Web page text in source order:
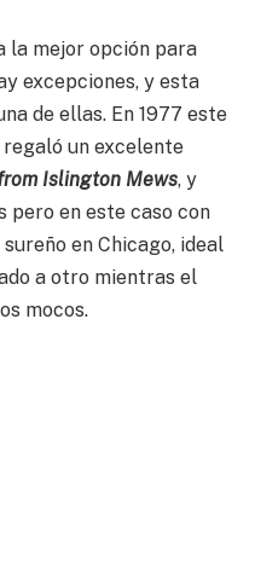
la mejor opción para
excepciones, y esta
de ellas. En 1977 este
un excelente
Islington Mews, y
pero en este caso con
en Chicago, ideal
a otro mientras el
mocos.